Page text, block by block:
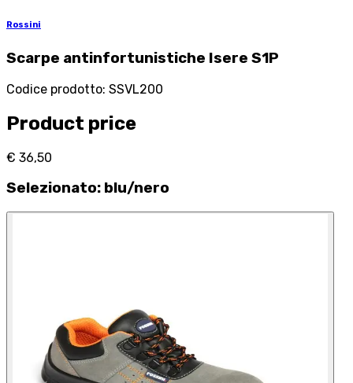
Rossini
Scarpe antinfortunistiche Isere S1P
Codice prodotto: SSVL200
Product price
€ 36,50
Selezionato: blu/nero